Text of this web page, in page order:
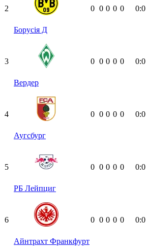
2
Борусія Д
0 0 0 0 0 0:0
3
Вердер
0 0 0 0 0 0:0
4
Аугсбург
0 0 0 0 0 0:0
5
РБ Лейпциг
0 0 0 0 0 0:0
6
Айнтрахт Франкфурт
0 0 0 0 0 0:0